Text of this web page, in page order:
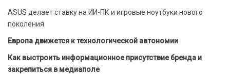
ASUS делает ставку на ИИ-ПК и игровые ноутбуки нового
поколения
Европа движется к технологической автономии
Как выстроить информационное присутствие бренда и
закрепиться в медиаполе